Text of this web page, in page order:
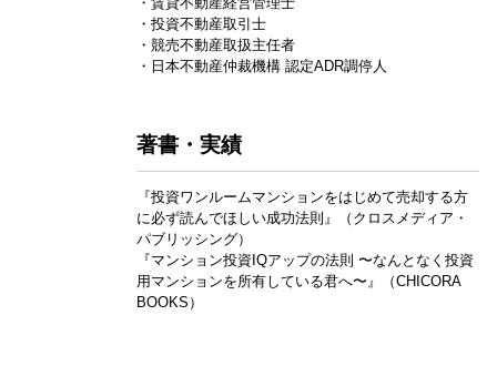
・投資不動産取引士
・競売不動産取扱主任者
・日本不動産仲裁機構 認定ADR調停人
著書・実績
『投資ワンルームマンションをはじめて売却する方
に必ず読んでほしい成功法則』（クロスメディア・
パブリッシング）
『マンション投資IQアップの法則 〜なんとなく投資
用マンションを所有している君へ〜』（CHICORA
BOOKS）